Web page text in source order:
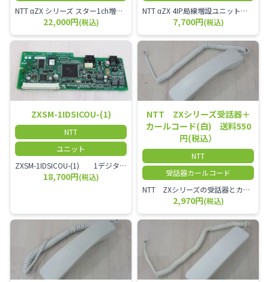
NTT αZX シリーズ スター1ch増設接続装置 コードレス接続用アンテナ ZX-DCL-S1CS-1M ZX-DCL-PS等と組み合わせて使用します。 ZX-DCL-PSを複数台接続できますが同時に通話できるのは１台のみです。
22,000円(税込)
NTT αZX 4IP局線増設ユニット ひかり電話オフィスタイプで4ch以上にしたい場合必要となるユニットです。
7,700円(税込)
ZXSM-1IDSICOU-(1)
NTT
ユニット
ZXSM-1IDSICOU-(1) 1デジタル局線ユニット
18,700円(税込)
NTT ZXシリーズ受話器＋
カールコード(白) 送料550
円(税込）
NTT
受話器カールコード
NTT ZXシリーズの受話器とカールコードセット／本商品は中古品となります。 写真では分かりにくいキズ・汚れなどの使用感があります。 経年変化で日焼けの色味が強くなる場合がございます。 予めご理解・ご了承頂きますようお願いいたします。
2,970円(税込)